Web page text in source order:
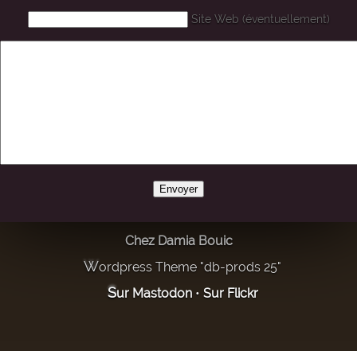
Site Web (éventuellement)
Chez Damia Bouic
Wordpress Theme "db-prods 25"
Sur Mastodon• Sur Flickr